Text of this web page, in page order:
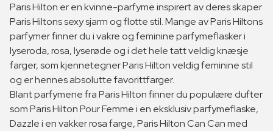
Paris Hilton er en kvinne-parfyme inspirert av deres skaper
Paris Hiltons sexy sjarm og flotte stil. Mange av Paris Hiltons
parfymer finner du i vakre og feminine parfymeflasker i
lyseroda, rosa, lyserøde og i det hele tatt veldig knæsje
farger, som kjennetegner Paris Hilton veldig feminine stil
og er hennes absolutte favorittfarger.
Blant parfymene fra Paris Hilton finner du populære dufter
som Paris Hilton Pour Femme i en eksklusiv parfymeflaske,
Dazzle i en vakker rosa farge, Paris Hilton Can Can med